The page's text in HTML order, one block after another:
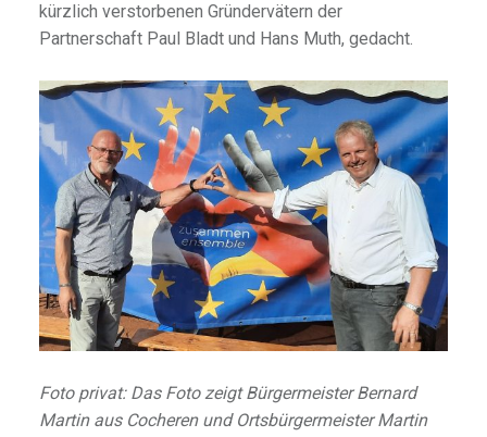
kürzlich verstorbenen Gründervätern der
Partnerschaft Paul Bladt und Hans Muth, gedacht.
Foto privat: Das Foto zeigt Bürgermeister Bernard
Martin aus Cocheren und Ortsbürgermeister Martin